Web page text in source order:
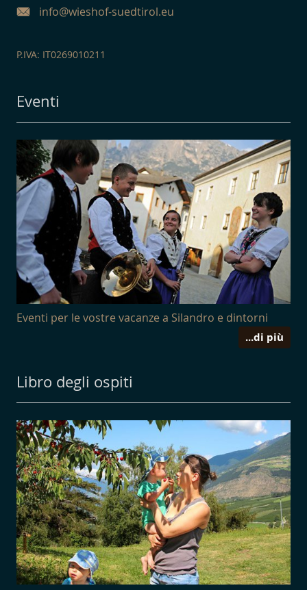
info@wieshof-suedtirol.eu
P.IVA: IT0269010211
Eventi
Eventi per le vostre vacanze a Silandro e dintorni
...di più
Libro degli ospiti